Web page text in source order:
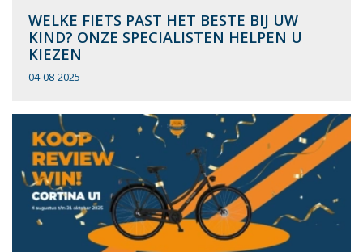
WELKE FIETS PAST HET BESTE BIJ UW
KIND? ONZE SPECIALISTEN HELPEN U
KIEZEN
04-08-2025